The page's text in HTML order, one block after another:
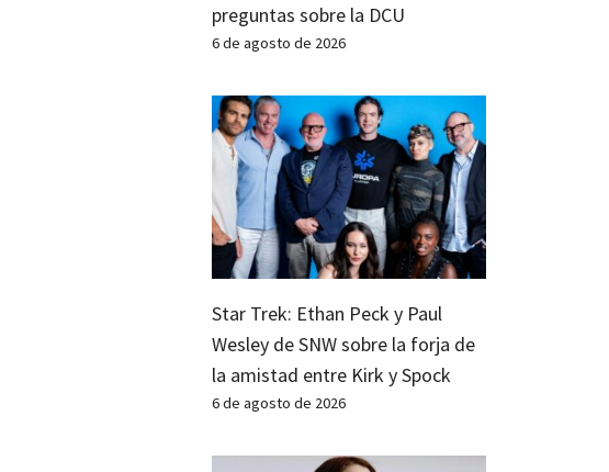
preguntas sobre la DCU
6 de agosto de 2026
Star Trek: Ethan Peck y Paul
Wesley de SNW sobre la forja de
la amistad entre Kirk y Spock
6 de agosto de 2026